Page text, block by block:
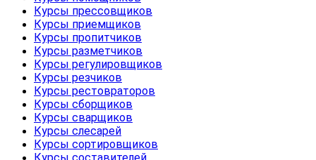
Курсы прессовщиков
Курсы приемщиков
Курсы пропитчиков
Курсы разметчиков
Курсы регулировщиков
Курсы резчиков
Курсы рестовраторов
Курсы сборщиков
Курсы сварщиков
Курсы слесарей
Курсы сортировщиков